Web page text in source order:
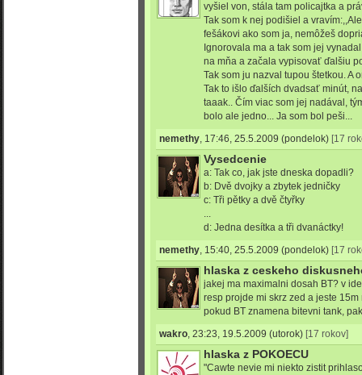
vyšiel von, stála tam policajtka a
Tak som k nej podišiel a
fešákovi ako som ja, nemôžeš
Ignorovala ma a tak som jej
na mňa a začala vypisovať ďalšiu
Tak som ju nazval tupou štetkou. A
Tak to išlo ďalších dvadsať minút,
taaak.. Čím viac som jej nadával,
bolo ale jedno... Ja som bol peši...
nemethy, 17:46, 25.5.2009 (pondelok) [17
Vysedcenie
a: Tak co, jak jste dneska dopadli?
b: Dvě dvojky a zbytek jedničky
c: Tři pětky a dvě čtyřky
...
d: Jedna desítka a tři dvanáctky!
nemethy, 15:40, 25.5.2009 (pondelok) [17
hlaska z ceskeho
jakej ma maximalni dosah BT? v
resp projde mi skrz zed a jeste
pokud BT znamena bitevni tank,
wakro, 23:23, 19.5.2009 (utorok) [17 rokov]
hlaska z POKOECU
"Cawte nevie mi niekto zistit